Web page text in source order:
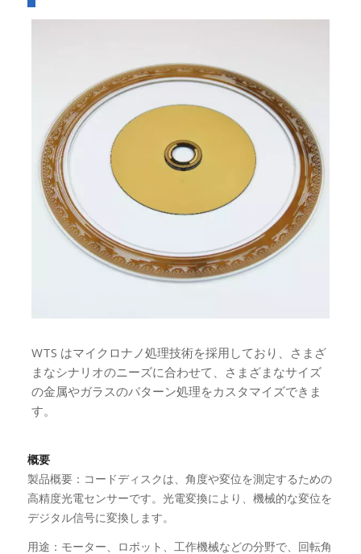
WTS はマイクロナノ処理技術を採用しており、さまざ
まなシナリオのニーズに合わせて、さまざまなサイズ
の金属やガラスのパターン処理をカスタマイズできま
す。
概要
製品概要：コードディスクは、角度や変位を測定するための
高精度光電センサーです。光電変換により、機械的な変位を
デジタル信号に変換します。
用途：モーター、ロボット、工作機械などの分野で、回転角